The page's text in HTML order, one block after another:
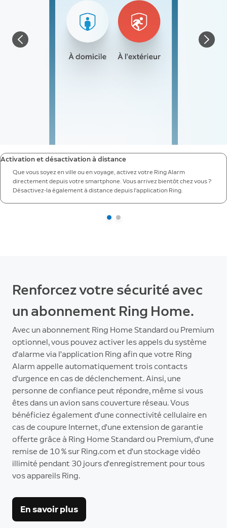
Activation et désactivation à distance
Que vous soyez en ville ou en voyage, activez votre Ring Alarm
directement depuis votre smartphone. Vous arrivez bientôt chez vous ?
Désactivez-la également à distance depuis l'application Ring.
Renforcez votre sécurité avec
un abonnement Ring Home.
Avec un abonnement Ring Home Standard ou Premium
optionnel, vous pouvez activer les appels du système
d'alarme via l'application Ring afin que votre Ring
Alarm appelle automatiquement trois contacts
d'urgence en cas de déclenchement. Ainsi, une
personne de confiance peut répondre, même si vous
êtes dans un avion sans couverture réseau. Vous
bénéficiez également d'une connectivité cellulaire en
cas de coupure Internet, d'une extension de garantie
offerte grâce à Ring Home Standard ou Premium, d'une
remise de 10 % sur Ring.com et d'un stockage vidéo
illimité pendant 30 jours d'enregistrement pour tous
vos appareils Ring.
En savoir plus